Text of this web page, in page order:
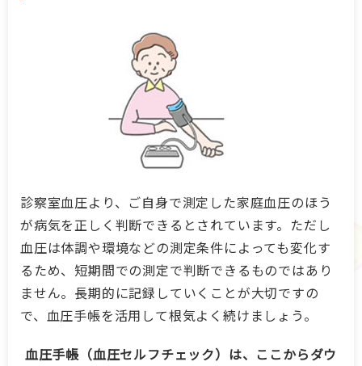
診察室血圧より、ご自身で測定した家庭血圧のほう
が病気を正しく判断できるとされています。ただし
血圧は体調や環境などの測定条件によっても変化す
るため、短期間での測定で判断できるものではあり
ません。長期的に記録していくことが大切ですの
で、血圧手帳を活用して根気よく続けましょう。
血圧手帳（血圧セルフチェック）は、ここからダウ